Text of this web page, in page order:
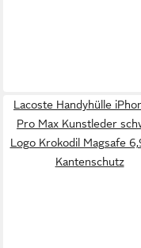
Lacoste Handyhülle
Pro Max Kunstleder
Logo Krokodil Magsafe
Kantenschutz